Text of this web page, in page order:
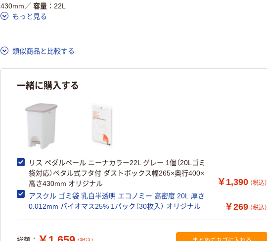
この商品の環境配慮ポイントです。詳しくはページ下部の商品詳細「
ア詳細／加点項目
430mm ／ 容量
22L
もっと見る
類似商品と比較する
一緒に購入する
リス ペダルペール ニーナカラー22L グレー 1個（20Lゴミ
袋対応）ペタル式フタ付 ダストボックス幅265×奥行400×
高さ430mm オリジナル
￥1,390 （税込）
アスクル ゴミ袋 乳白半透明 エコノミー 高密度 20L 厚さ
0.012mm バイオマス25% 1パック（30枚入） オリジナル
￥269 （税込）